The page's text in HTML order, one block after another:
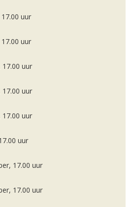
uur
uur
uur
uur
uur
uur
17.00 uur
17.00 uur